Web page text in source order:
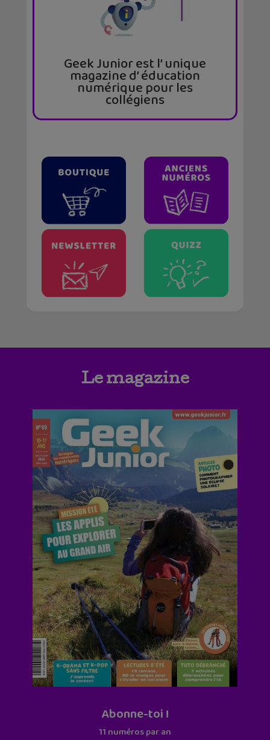
Geek Junior est l’ unique
magazine d’ éducation
numérique pour les
collégiens
Le magazine
Abonne-toi !
11 numéros par an